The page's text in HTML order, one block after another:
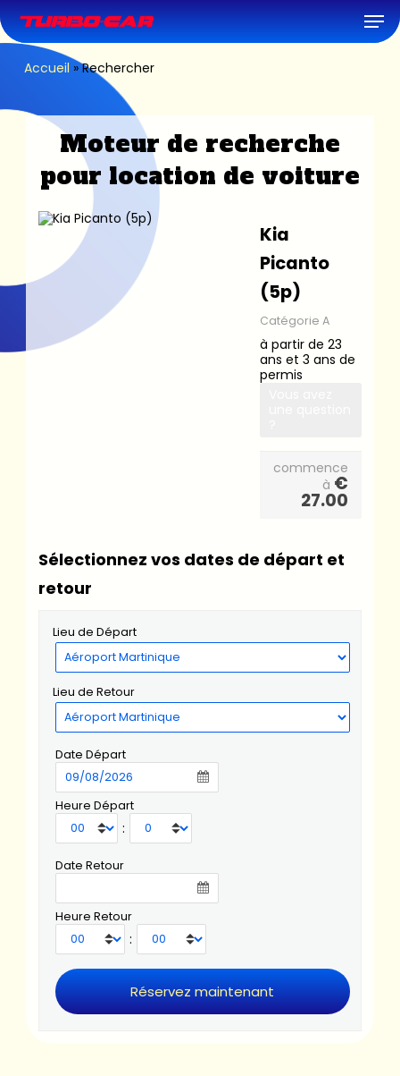
to
main
content
Accueil »Rechercher
Moteur de recherche
pour location de voiture
Kia
Picanto
(5p)
Catégorie A
à partir de 23
ans et 3 ans de
permis
commence
à €
27.00
Sélectionnez vos dates de départ et
retour
Lieu de Départ
Lieu de Retour
Date Départ
Heure Départ
:
Date Retour
Heure Retour
: